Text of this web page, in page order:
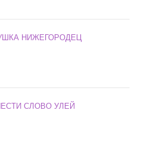
НИЖЕГОРОДЕЦ
СЛОВО УЛЕЙ